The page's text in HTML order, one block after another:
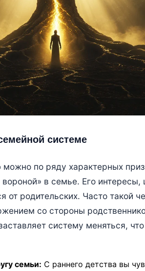
системе
можно по ряду характерных
в семье. Его интересы,
от родительских. Часто такой
со стороны
систему меняться,
семьи: С раннего детства вы